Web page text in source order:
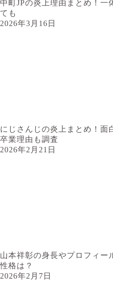
中町JPの炎上理由まとめ！一
ても
2026年3月16日
にじさんじの炎上まとめ！面
卒業理由も調査
2026年2月21日
山本祥彰の身長やプロフィー
性格は？
2026年2月7日